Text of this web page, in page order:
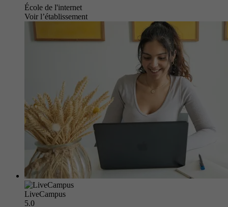
École de l'internet
Voir l’établissement
LiveCampus
5.0